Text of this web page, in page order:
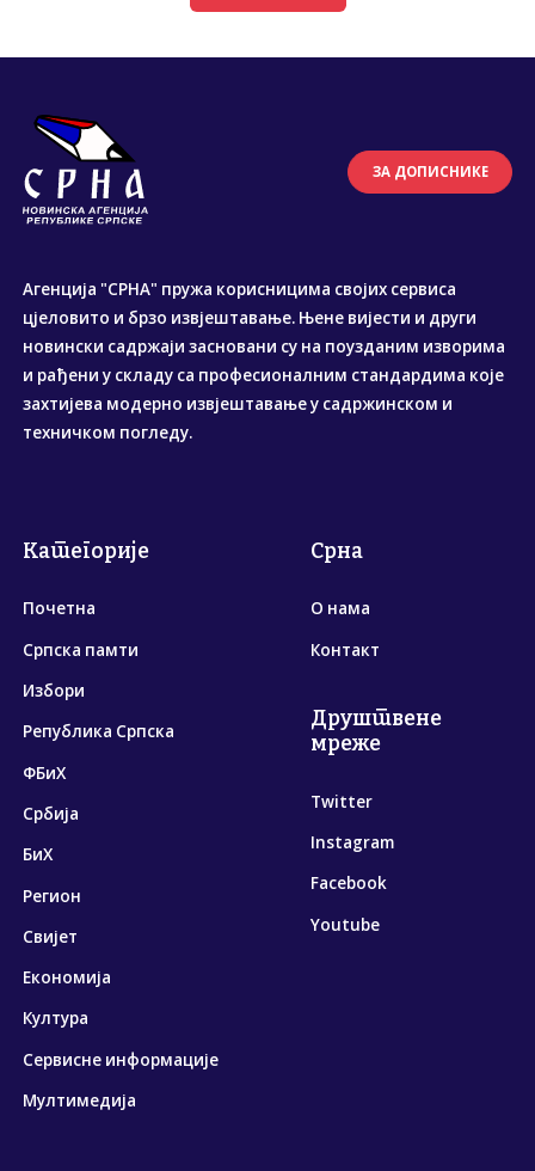
ЗА ДОПИСНИКЕ
Агенција "СРНА" пружа корисницима својих сервиса
цјеловито и брзо извјештавање. Њене вијести и други
новински садржаји засновани су на поузданим изворима
и рађени у складу са професионалним стандардима које
захтијева модерно извјештавање у садржинском и
техничком погледу.
Категорије
Почетна
Српска памти
Избори
Република Српска
ФБиХ
Србија
БиХ
Регион
Свијет
Економија
Култура
Сервисне информације
Мултимедија
Срна
О нама
Контакт
Друштвене
мреже
Twitter
Instagram
Facebook
Youtube